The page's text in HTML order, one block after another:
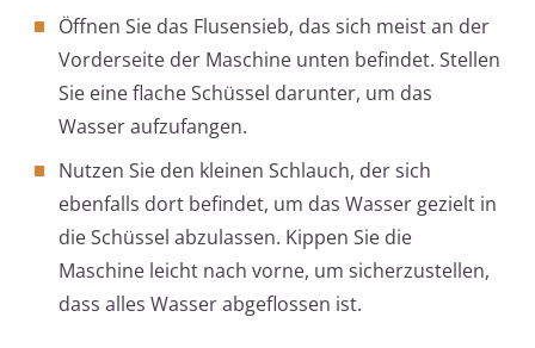
Öffnen Sie das Flusensieb, das sich meist an der
Vorderseite der Maschine unten befindet. Stellen
Sie eine flache Schüssel darunter, um das
Wasser aufzufangen.
Nutzen Sie den kleinen Schlauch, der sich
ebenfalls dort befindet, um das Wasser gezielt in
die Schüssel abzulassen. Kippen Sie die
Maschine leicht nach vorne, um sicherzustellen,
dass alles Wasser abgeflossen ist.